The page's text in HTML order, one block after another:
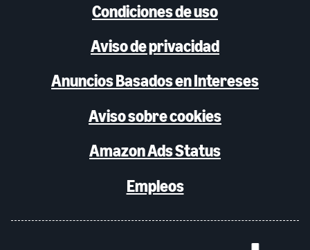
Condiciones de uso
Aviso de privacidad
Anuncios Basados en Intereses
Aviso sobre cookies
Amazon Ads Status
Empleos